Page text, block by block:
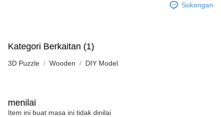
Sokongan
Kategori Berkaitan (1)
3D Puzzle Wooden DIY Model
menilai
Item ini buat masa ini tidak dinilai